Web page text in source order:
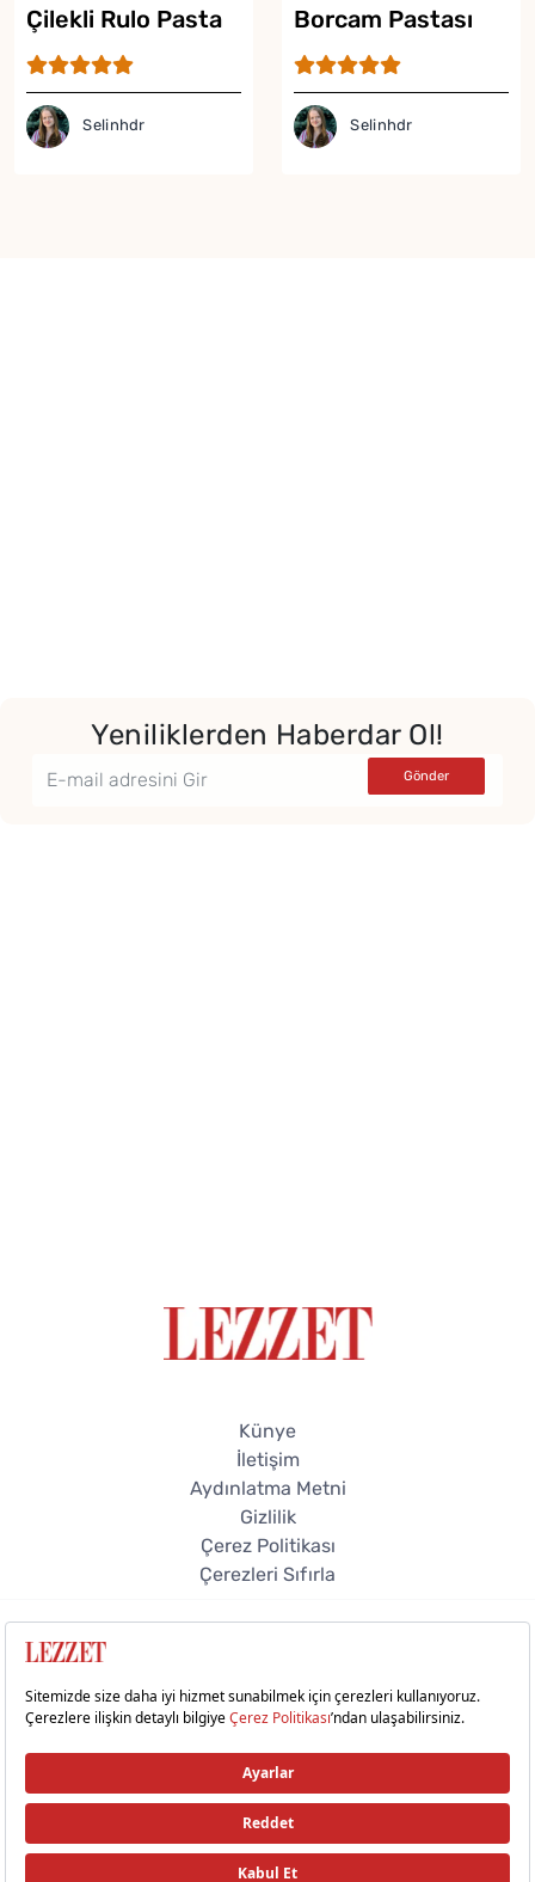
Çilekli Rulo Pasta
Tarifi
Selinhdr
Borcam Pastası
Tarifi
Selinhdr
Yeniliklerden Haberdar Ol!
Künye
İletişim
Aydınlatma Metni
Gizlilik
Çerez Politikası
Çerezleri Sıfırla
© 2026 Lezzet Online. Tüm hakları saklıdır.